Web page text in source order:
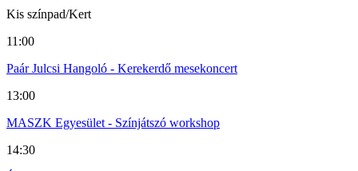
Kis színpad/Kert
11:00
Paár Julcsi Hangoló - Kerekerdő mesekoncert
13:00
MASZK Egyesület - Színjátszó workshop
14:30